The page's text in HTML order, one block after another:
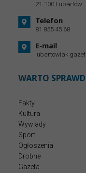
21-100 Lubartów
Telefon
81 855 45 68
E-mail
WARTO
Fakty
Kultura
Wywiady
Sport
Ogłoszenia
Drobne
Gazeta